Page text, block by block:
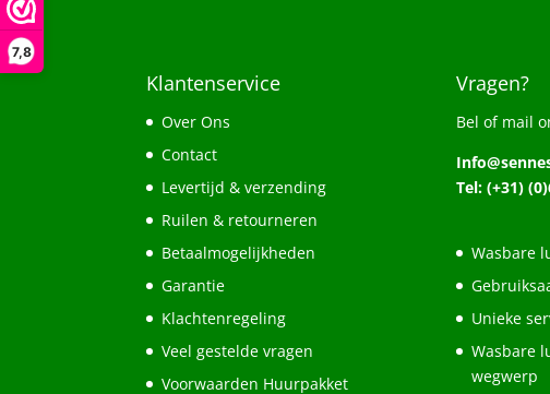
7,8
Klantenservice
Over Ons
Contact
Levertijd & verzending
Ruilen & retourneren
Betaalmogelijkheden
Garantie
Klachtenregeling
Veel gestelde vragen
Voorwaarden Huurpakket
Vragen?
Bel of mail
Tel: (+31)
Wasbare
Unieke
Wasbare
wegwerp